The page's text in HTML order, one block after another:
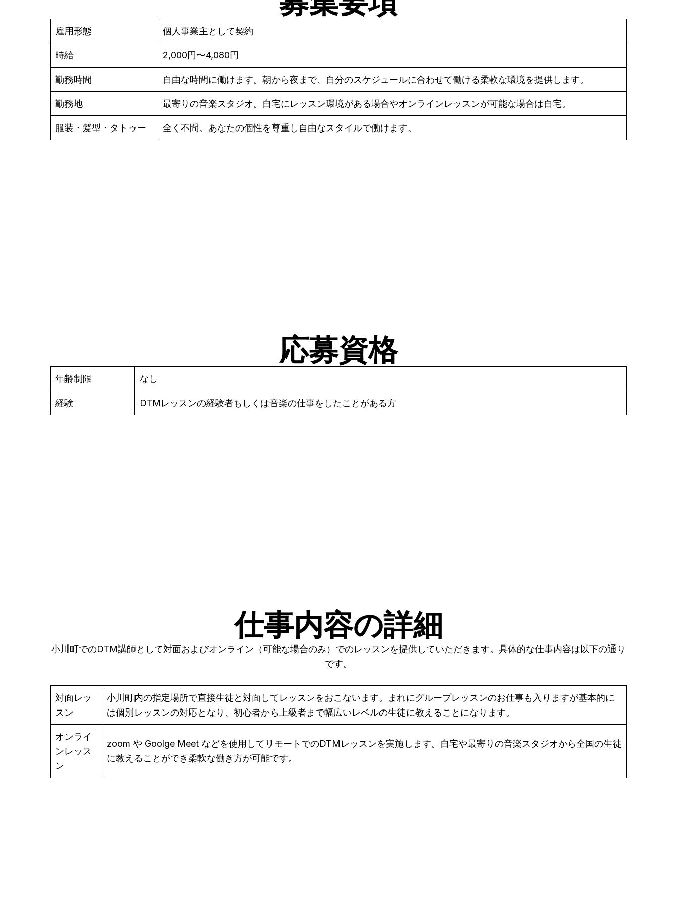
雇用形態 個人事業主として契約
時給 2,000円〜4,080円
勤務時間 自由な時間に働けます。朝から夜まで、自分のスケジュールに合わせて働ける柔軟な環境を提供します。
勤務地 最寄りの音楽スタジオ。自宅にレッスン環境がある場合やオンラインレッスンが可能な場合は自宅。
服装・髪型・タトゥー 全く不問。あなたの個性を尊重し自由なスタイルで働けます。
応募資格
年齢制限 なし
経験 DTMレッスンの経験者もしくは音楽の仕事をしたことがある方
仕事内容の詳細
小川町でのDTM講師として対面およびオンライン（可能な場合のみ）でのレッスンを提供していただきます。具体的な仕事内容は以下の通り
です。
対面レッ
スン
小川町内の指定場所で直接生徒と対面してレッスンをおこないます。まれにグループレッスンのお仕事も入りますが基本的に
は個別レッスンの対応となり、初心者から上級者まで幅広いレベルの生徒に教えることになります。
オンライ
ンレッス
ン
zoom や Goolge Meet などを使用してリモートでのDTMレッスンを実施します。自宅や最寄りの音楽スタジオから全国の生徒
に教えることができ柔軟な働き方が可能です。